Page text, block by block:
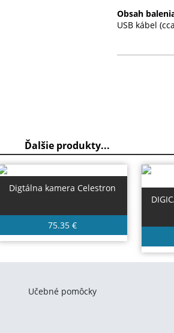
Obsah
USB kábel
Ďalšie produkty...
Digtálna kamera Celestron
75.35 €
Učebné pomôcky